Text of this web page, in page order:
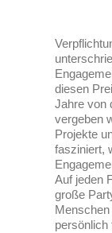
diesen
Jahre von
vergeben
Projekte
fasziniert,
Auf jeden
große
persönlich